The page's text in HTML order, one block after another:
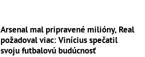
Arsenal mal pripravené milióny, Real
požadoval viac: Vinícius spečatil
svoju futbalovú budúcnosť